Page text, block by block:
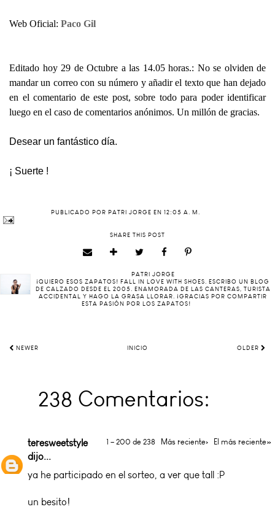
Web Oficial: Paco Gil
Editado hoy 29 de Octubre a las 14.05 horas.: No se olviden de
mandar un correo con su número y añadir el texto que han dejado
en el comentario de este post, sobre todo para poder identificar
luego en el caso de comentarios anónimos. Un millón de gracias.
Desear un fantástico día.
¡ Suerte !
PUBLICADO POR PATRI JORGE EN 12:05 A. M.
SHARE THIS POST
PATRI JORGE
¡QUIERO ESOS ZAPATOS! FALL IN LOVE WITH SHOES. ESCRIBO UN BLOG
DE CALZADO DESDE EL 2005. ENAMORADA DE LAS CANTERAS, TURISTA
ACCIDENTAL Y HAGO LA GRASA LLORAR. ¡GRACIAS POR COMPARTIR
ESTA PASIÓN POR LOS ZAPATOS!
NEWER INICIO OLDER
238 Comentarios:
1 – 200 de 238 Más reciente› El más reciente»
teresweetstyle
dijo...
ya he participado en el sorteo, a ver que tall :P
un besito!